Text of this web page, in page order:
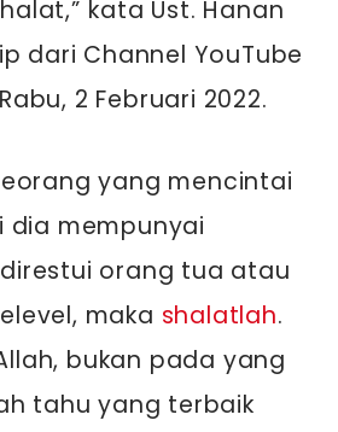
kata Ust. Hanan
dari Channel YouTube
2 Februari 2022.
yang mencintai
dia mempunyai
orang tua atau
maka shalatlah.
bukan pada yang
tahu yang terbaik